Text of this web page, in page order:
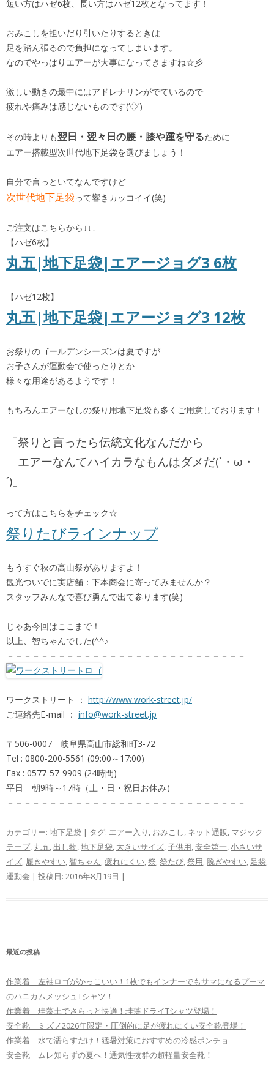
短い方はハゼ6枚、長い方はハゼ12枚となってます！
おみこしを担いだり引いたりするときは
足を踏ん張るので負担になってしまいます。
なのでやっぱりエアーが大事になってきますね☆彡
激しい動きの最中にはアドレナリンがでているので
疲れや痛みは感じないものです(‘◇’)
その時よりも翌日・翌々日の腰・膝や踵を守るために
エアー搭載型次世代地下足袋を選びましょう！
自分で言っといてなんですけど
次世代地下足袋って響きカッコイイ(笑)
ご注文はこちらから↓↓↓
【ハゼ6枚】
丸五|地下足袋|エアージョグ3 6枚
【ハゼ12枚】
丸五|地下足袋|エアージョグ3 12枚
お祭りのゴールデンシーズンは夏ですが
お子さんが運動会で使ったりとか
様々な用途があるようです！
もちろんエアーなしの祭り用地下足袋も多くご用意しております！
「祭りと言ったら伝統文化なんだから
エアーなんてハイカラなもんはダメだ(`・ω・
´)」
って方はこちらをチェック☆
祭りたびラインナップ
もうすぐ秋の高山祭がありますよ！
観光ついでに実店舗：下本商会に寄ってみませんか？
スタッフみんなで喜び勇んで出て参ります(笑)
じゃあ今回はここまで！
以上、智ちゃんでした(^^♪
－－－－－－－－－－－－－－－－－－－－－－－－－－－－
ワークストリート ： http://www.work-street.jp/
ご連絡先E-mail ： info@work-street.jp
〒506-0007 岐阜県高山市総和町3-72
Tel : 0800-200-5561 (09:00～17:00)
Fax : 0577-57-9909 (24時間)
平日 朝9時～17時（土・日・祝日お休み）
－－－－－－－－－－－－－－－－－－－－－－－－－－－－
カテゴリー: 地下足袋 | タグ: エアー入り , おみこし, ネット通販, マジック
テープ, 丸五, 出し物,地下足袋, 大きいサイズ,子供用,安全第一,小さいサ
イズ, 履きやすい, 智ちゃん,疲れにくい,祭,祭たび,祭用, 脱ぎやすい, 足袋,
運動会 | 投稿日: 2016年8月19日 |
最近の投稿
作業着｜左袖ロゴがかっこいい！1枚でもインナーでもサマになるプーマ
のハニカムメッシュTシャツ！
作業着｜珪藻土でさらっと快適！珪藻ドライTシャツ登場！
安全靴｜ミズノ2026年限定・圧倒的に足が疲れにくい安全靴登場！
作業着｜水で濡らすだけ！猛暑対策におすすめの冷感ポンチョ
安全靴｜ムレ知らずの夏へ！通気性抜群の超軽量安全靴！